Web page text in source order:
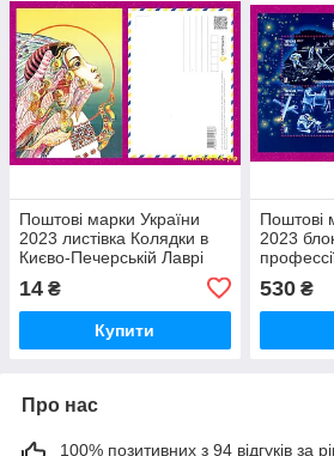
Поштові марки України
2023 листівка Колядки в
Києво-Печерській Лаврі
14 ₴
Купити
Поштові
2023
530₴
Про нас
100% позитивних з 94 відгуків за